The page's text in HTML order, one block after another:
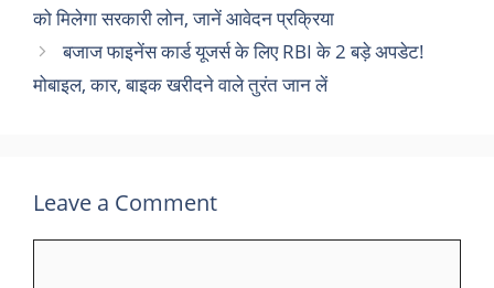
को मिलेगा सरकारी लोन, जानें आवेदन प्रक्रिया
बजाज फाइनेंस कार्ड यूजर्स के लिए RBI के 2 बड़े अपडेट!
मोबाइल, कार, बाइक खरीदने वाले तुरंत जान लें
Leave a Comment